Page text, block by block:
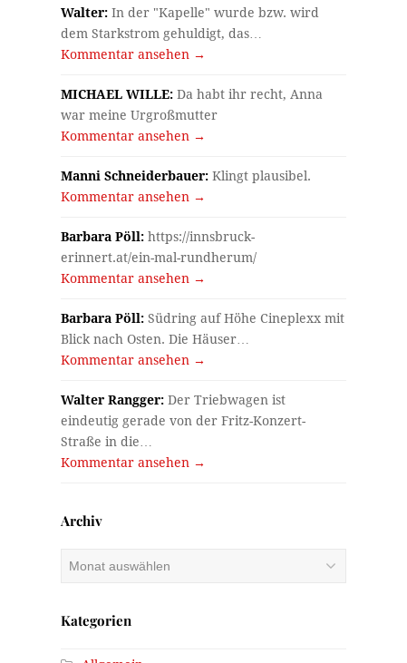
Walter: In der "Kapelle" wurde bzw. wird
dem Starkstrom gehuldigt, das…
Kommentar ansehen →
MICHAEL WILLE: Da habt ihr recht, Anna
war meine Urgroßmutter
Kommentar ansehen →
Manni Schneiderbauer: Klingt plausibel.
Kommentar ansehen →
Barbara Pöll: https://innsbruck-
erinnert.at/ein-mal-rundherum/
Kommentar ansehen →
Barbara Pöll: Südring auf Höhe Cineplexx mit
Blick nach Osten. Die Häuser…
Kommentar ansehen →
Walter Rangger: Der Triebwagen ist
eindeutig gerade von der Fritz-Konzert-
Straße in die…
Kommentar ansehen →
Archiv
Kategorien